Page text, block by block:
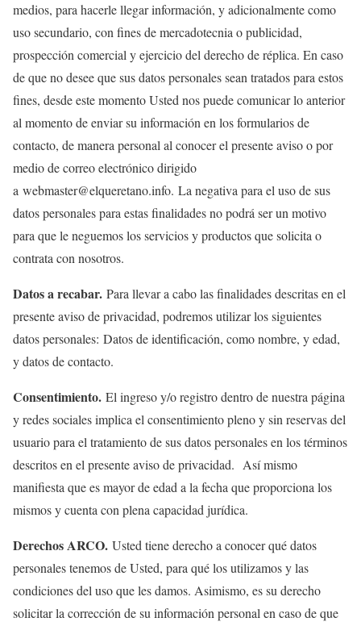
medios, para hacerle llegar información, y adicionalmente como
uso secundario, con fines de mercadotecnia o publicidad,
prospección comercial y ejercicio del derecho de réplica. En caso
de que no desee que sus datos personales sean tratados para estos
fines, desde este momento Usted nos puede comunicar lo anterior
al momento de enviar su información en los formularios de
contacto, de manera personal al conocer el presente aviso o por
medio de correo electrónico dirigido
a webmaster@elqueretano.info. La negativa para el uso de sus
datos personales para estas finalidades no podrá ser un motivo
para que le neguemos los servicios y productos que solicita o
contrata con nosotros.
Datos a recabar. Para llevar a cabo las finalidades descritas en el
presente aviso de privacidad, podremos utilizar los siguientes
datos personales: Datos de identificación, como nombre, y edad,
y datos de contacto.
Consentimiento. El ingreso y/o registro dentro de nuestra página
y redes sociales implica el consentimiento pleno y sin reservas del
usuario para el tratamiento de sus datos personales en los términos
descritos en el presente aviso de privacidad. Así mismo
manifiesta que es mayor de edad a la fecha que proporciona los
mismos y cuenta con plena capacidad jurídica.
Derechos ARCO. Usted tiene derecho a conocer qué datos
personales tenemos de Usted, para qué los utilizamos y las
condiciones del uso que les damos. Asimismo, es su derecho
solicitar la corrección de su información personal en caso de que